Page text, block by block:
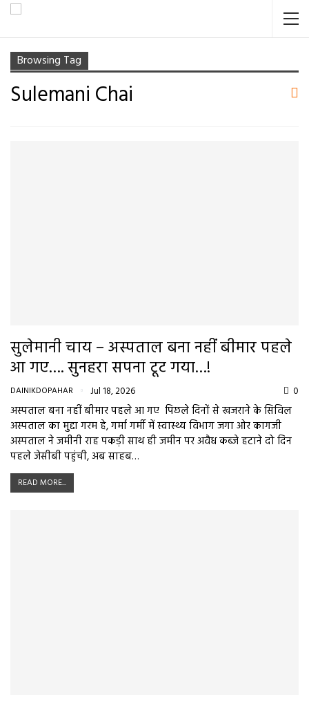
Browsing Tag
Sulemani Chai
सुलेमानी चाय – अस्पताल बना नहीं बीमार पहले
आ गए…. सुनहरा सपना टूट गया…!
DAINIKDOPAHAR Jul 18, 2026 0
अस्पताल बना नहीं बीमार पहले आ गए पिछले दिनों से खजराने के सिविल
अस्पताल का मुद्दा गरम हे, गर्मा गर्मी में स्वास्थ्य विभाग जगा ओर कागजी
अस्पताल ने जमीनी राह पकड़ी साथ ही जमीन पर अवैध कब्जे हटाने दो दिन
पहले जेसीबी पहुंची, अब साहब…
READ MORE...